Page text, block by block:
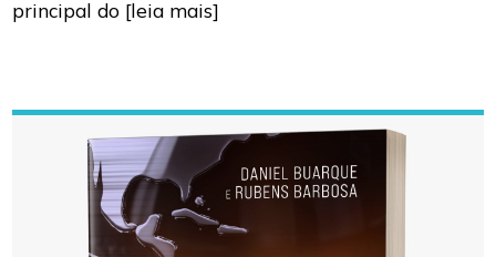
principal do [leia mais]